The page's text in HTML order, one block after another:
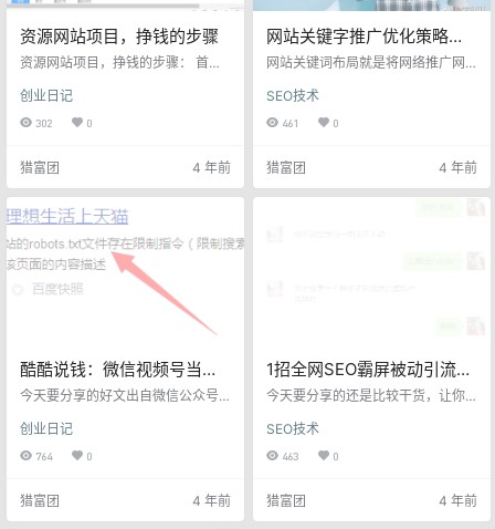
资源网站项目，挣钱的步骤
资源网站项目，挣钱的步骤： 首先
过各种渠道去推广我们的网站。 最
直接的就是资源网站，我现在主要
是通过SEO的方式。主要是解决了
好内容。无形中就会有 seo流量。
流量来了。我们通过卖会员，卖文
转移到微信公众号，再乘微信公众
号继续变现，公众号也可以为网站
引流。 反正可玩的方法很多。都可
以互相融会贯通，有兴趣可以…
创业日记
302 0
猎富团 4 年前
网站关键字推广优化策略
（提高网站排名的几个SEO
网站关键词布局就是将网络推广网
分配到网站的首页，栏目页以及内
容页。通过各个关键词的定位和布
局，来让网站整体形成更优质的关
布优化网站的关键词才能发挥出更
好地作用呢？ 从目前关键词优化的
SEO技术
461 0
猎富团 4 年前
酷酷说钱：微信视频号当天
搬运当天出单！
今天要分享的好文出自微信公众号
前也是SEO做网站还有借力高权重
平台做淘宝客的，最高峰，双11一
天收入2万多，后面每况愈下，慢慢
篇，推荐大家看看《微信视频号当
天搬运当天出单》 历史总是惊人的
创业日记
764 0
猎富团 4 年前
1招全网SEO霸屏被动引流：
如何让自己的文章被全网搜
今天要分享的还是比较干货，让你
关键词可以找到你，当然你也可以
留你的个人IP或者品牌，所以这个用
处挺大的，建议大家学一学。对大
容易变现。文章出自于微信公众
号，方小小的成长笔记，原文标题
SEO技术
463 0
猎富团 4 年前